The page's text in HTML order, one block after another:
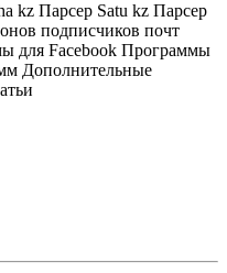
kz Парсер Satu kz Парсер
подписчиков почт
для Facebook Программы
Дополнительные